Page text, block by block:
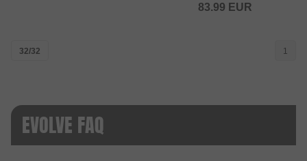
83.99 EUR
32/32 1
EVOLVE FAQ